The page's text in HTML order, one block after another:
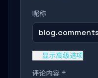
昵称
显示高级选项
评论内容 *